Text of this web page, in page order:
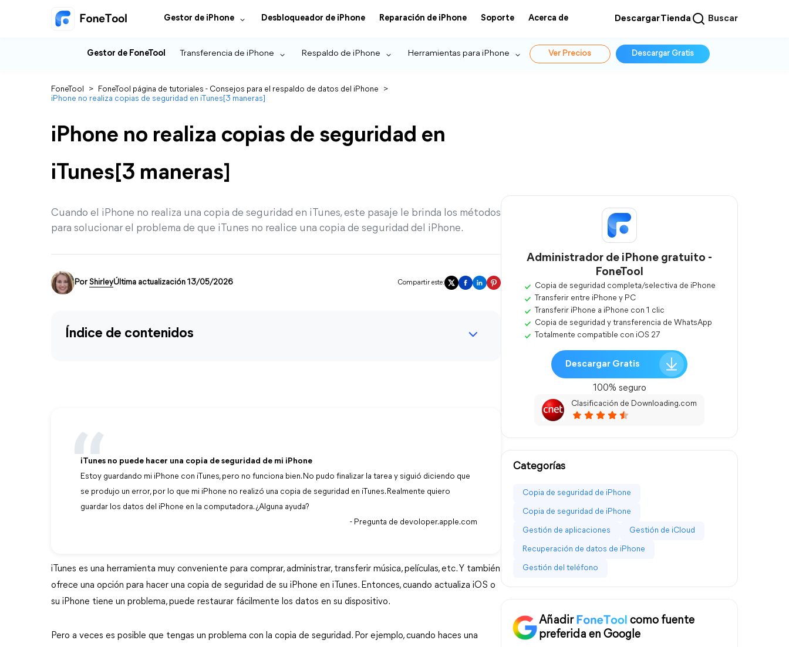
Gestor de iPhone Desbloqueador de iPhone Reparación de iPhone Soporte Acerca de DescargarTienda Buscar
Gestor de FoneTool Transferencia de iPhone Respaldo de iPhone Herramientas para iPhone Ver Precios Descargar Gratis
FoneTool > FoneTool página de tutoriales - Consejos para el respaldo de datos del iPhone
>
iPhone no realiza copias de seguridad en iTunes[3 maneras]
iPhone no realiza copias de seguridad en
iTunes[3 maneras]
Cuando el iPhone no realiza una copia de seguridad en iTunes, este pasaje le brinda los métodos
para solucionar el problema de que iTunes no realice una copia de seguridad del iPhone.
Por ShirleyÚltima actualización 13/05/2026 Compartir este:
Índice de contenidos
iTunes no puede hacer una copia de seguridad de mi iPhone
Estoy guardando mi iPhone con iTunes, pero no funciona bien. No pudo finalizar la tarea y siguió diciendo que
se produjo un error, por lo que mi iPhone no realizó una copia de seguridad en iTunes. Realmente quiero
guardar los datos del iPhone en la computadora. ¿Alguna ayuda?
- Pregunta de devoloper.apple.com
iTunes es una herramienta muy conveniente para comprar, administrar, transferir música, películas, etc. Y también
ofrece una opción para hacer una copia de seguridad de su iPhone en iTunes. Entonces, cuando actualiza iOS o
su iPhone tiene un problema, puede restaurar fácilmente los datos en su dispositivo.
Pero a veces es posible que tengas un problema con la copia de seguridad. Por ejemplo, cuando haces una
Administrador de iPhone gratuito -
FoneTool
Copia de seguridad completa/selectiva de iPhone
Transferir entre iPhone y PC
Transferir iPhone a iPhone con 1 clic
Copia de seguridad y transferencia de WhatsApp
Totalmente compatible con iOS 27
Descargar Gratis
100% seguro
Clasificación de Downloading.com
Categorías
Copia de seguridad de iPhone
Copia de seguridad de iPhone
Gestión de aplicaciones Gestión de iCloud
Recuperación de datos de iPhone
Gestión del teléfono
Añadir
como fuente
preferida en Google